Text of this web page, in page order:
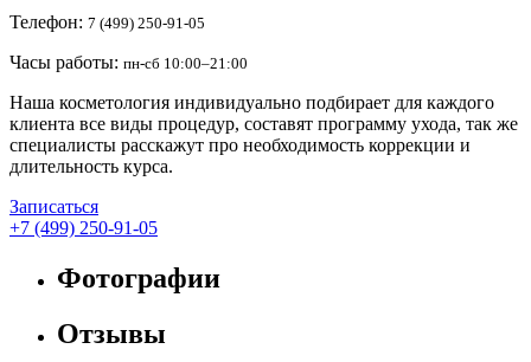
Телефон: 7 (499) 250-91-05
Часы работы: пн-сб 10:00–21:00
Наша косметология индивидуально подбирает для каждого
клиента все виды процедур, составят программу ухода, так же
специалисты расскажут про необходимость коррекции и
длительность курса.
Записаться
+7 (499) 250-91-05
Фотографии
Отзывы